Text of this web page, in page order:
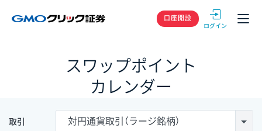
GMOクリック
口座開設
スワップポイント
カレンダー
取引 対円通貨取引（ラージ銘柄）